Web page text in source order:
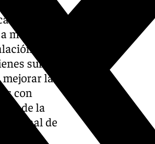
la apuesta
mejorar la
de
sufren
mejorar la
con
de la
final de